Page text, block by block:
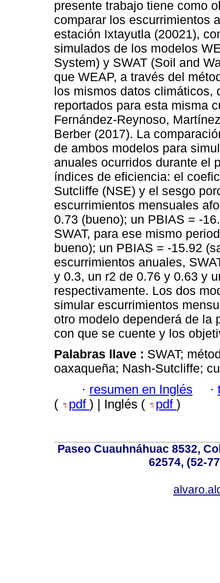
presente trabajo tiene como
comparar los escurrimientos
estación Ixtayutla (20021),
simulados de los modelos
System) y SWAT (Soil and
que WEAP, a través del
los mismos datos climáticos,
reportados para esta misma
Fernández-Reynoso,
Berber (2017). La
de ambos modelos para
anuales ocurridos durante el
índices de eficiencia: el
Sutcliffe (NSE) y el sesgo
escurrimientos mensuales
0.73 (bueno); un PBIAS = -
SWAT, para ese mismo
bueno); un PBIAS = -15.92
escurrimientos anuales,
y 0.3, un r2 de 0.76 y 0.63 y
respectivamente. Los dos
simular escurrimientos
otro modelo dependerá de la
con que se cuente y los
Palabras llave : SWAT;
oaxaqueña; Nash-Sutcliffe;
· resumen en Inglés ·
(
pdf ) | Inglés ( pdf )
Paseo Cuauhnáhuac 8532,
62574, (52-